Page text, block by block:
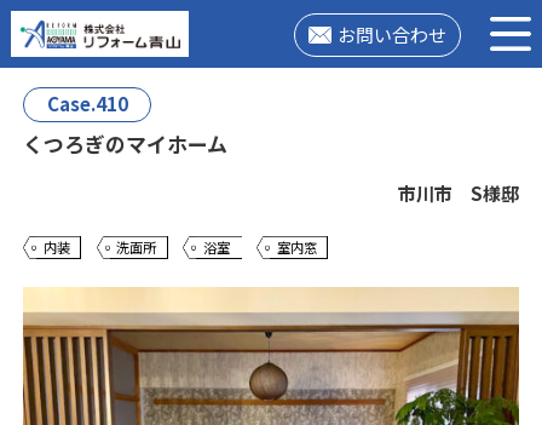
お問い合わせ
Case.410
くつろぎのマイホーム
市川市 S様邸
内装 洗面所 浴室 室内窓